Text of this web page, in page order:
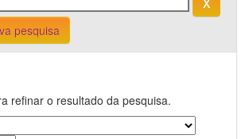
pesquisa
refinar o resultado da pesquisa.